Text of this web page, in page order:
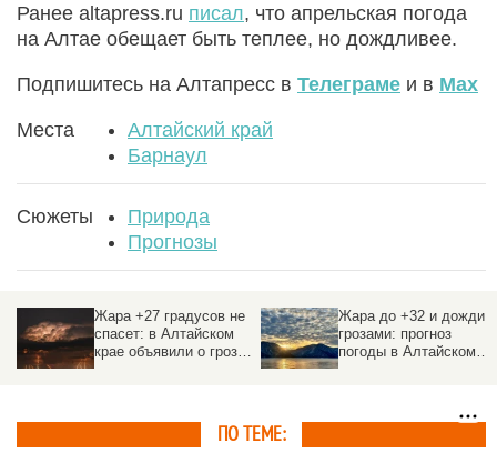
Ранее altapress.ru писал, что апрельская погода
на Алтае обещает быть теплее, но дождливее.
Подпишитесь на Алтапресс в Телеграме и в Max
Места
Алтайский край
Барнаул
Сюжеты
Природа
Прогнозы
Жара до +32 и дожди с
грозами: прогноз
погоды в Алтайском
Дожди и грозы не
отступают: прогноз
погоды на 27 июля
ПО ТЕМЕ: